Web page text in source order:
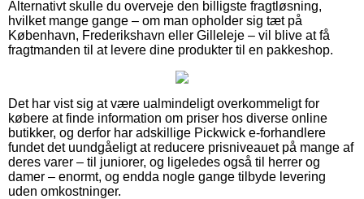
Alternativt skulle du overveje den billigste fragtløsning,
hvilket mange gange – om man opholder sig tæt på
København, Frederikshavn eller Gilleleje – vil blive at få
fragtmanden til at levere dine produkter til en pakkeshop.
Det har vist sig at være ualmindeligt overkommeligt for
købere at finde information om priser hos diverse online
butikker, og derfor har adskillige Pickwick e-forhandlere
fundet det uundgåeligt at reducere prisniveauet på mange af
deres varer – til juniorer, og ligeledes også til herrer og
damer – enormt, og endda nogle gange tilbyde levering
uden omkostninger.